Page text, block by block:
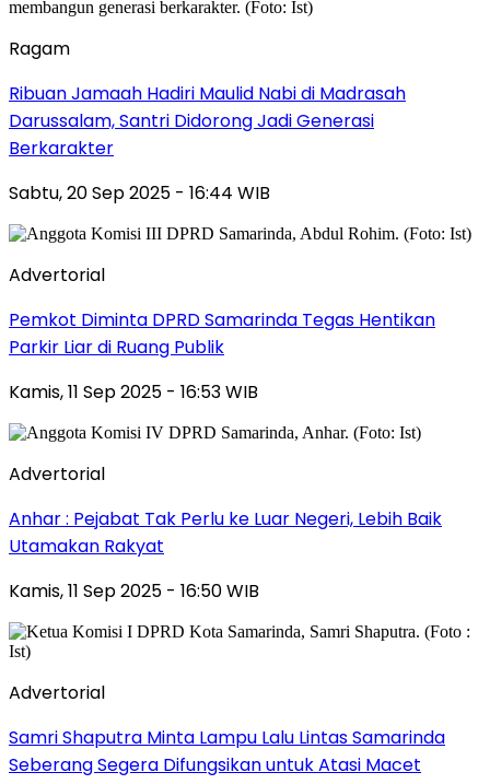
Ragam
Ribuan Jamaah Hadiri Maulid Nabi di Madrasah
Darussalam, Santri Didorong Jadi Generasi
Berkarakter
Sabtu, 20 Sep 2025 - 16:44 WIB
Advertorial
Pemkot Diminta DPRD Samarinda Tegas Hentikan
Parkir Liar di Ruang Publik
Kamis, 11 Sep 2025 - 16:53 WIB
Advertorial
Anhar : Pejabat Tak Perlu ke Luar Negeri, Lebih Baik
Utamakan Rakyat
Kamis, 11 Sep 2025 - 16:50 WIB
Advertorial
Samri Shaputra Minta Lampu Lalu Lintas Samarinda
Seberang Segera Difungsikan untuk Atasi Macet